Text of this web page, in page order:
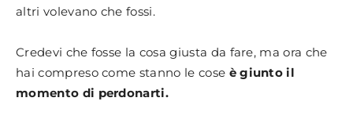
altri volevano che fossi.
Credevi che fosse la cosa giusta da fare, ma ora che
hai compreso come stanno le cose è giunto il
momento di perdonarti.